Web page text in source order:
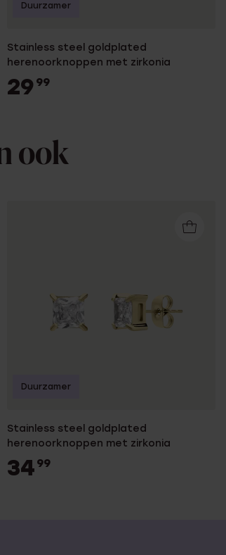
Stainless steel goldplated
herenoorknoppen met zirkonia
29 99
Duurzamer
ook
Stainless steel goldplated
herenoorknoppen met zirkonia
34 99
Duurzamer